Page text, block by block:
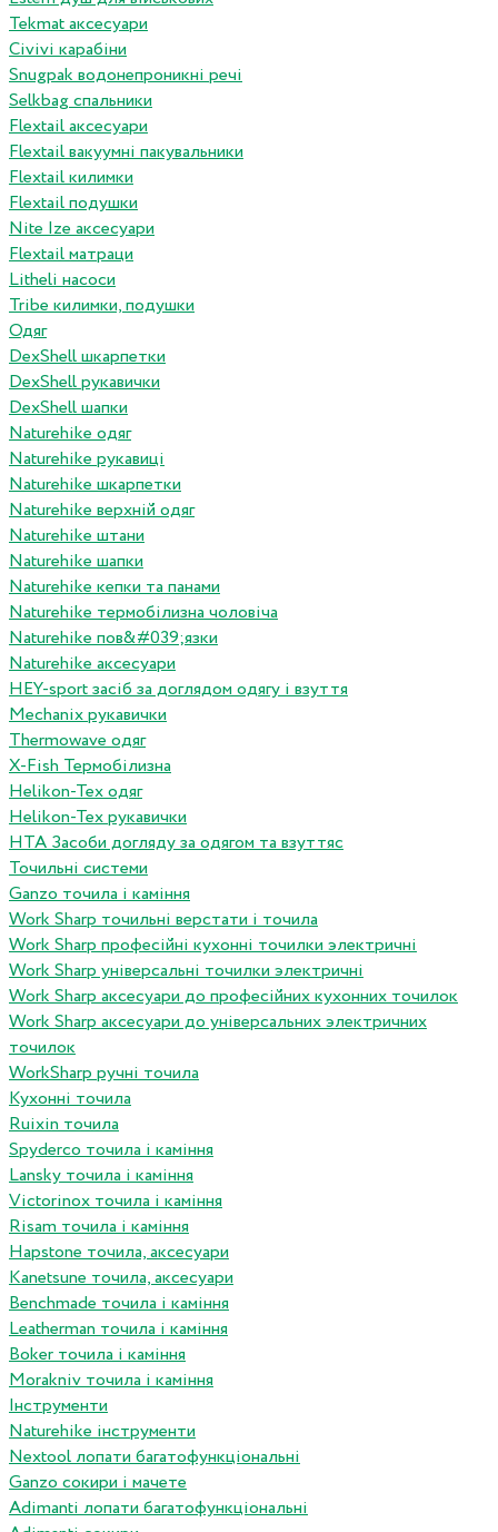
Tekmat аксесуари
Сivivi карабіни
Snugpak водонепроникні речі
Selkbag спальники
Flextail аксесуари
Flextail вакуумні пакувальники
Flextail килимки
Flextail подушки
Nite Ize аксесуари
Flextail матраци
Litheli насоси
Tribe килимки, подушки
Одяг
DexShell шкарпетки
DexShell рукавички
DexShell шапки
Naturehike одяг
Naturehike рукавиці
Naturehike шкарпетки
Naturehike верхній одяг
Naturehike штани
Naturehike шапки
Naturehike кепки та панами
Naturehike термобілизна чоловіча
Naturehike пов&#039;язки
Naturehike аксесуари
HEY-sport засіб за доглядом одягу і взуття
Mechanix рукавички
Thermowave одяг
X-Fish Термобілизна
Helikon-Tex одяг
Helikon-Tex рукавички
HTA Засоби догляду за одягом та взуттяс
Точильні системи
Ganzo точила і каміння
Work Sharp точильні верстати і точила
Work Sharp професiйнi кухоннi точилки электричнi
Work Sharp унiверсальнi точилки электричнi
Work Sharp аксесуари до професiйних кухонних точилок
Work Sharp аксесуари до унiверсальних электричних
точилок
WorkSharp ручні точила
Кухонні точила
Ruixin точила
Spyderco точила і каміння
Lansky точила і каміння
Victorinox точила і каміння
Risam точила і каміння
Hapstone точила, аксесуари
Kanetsune точила, аксесуари
Benchmade точила і каміння
Leatherman точила і каміння
Boker точила і каміння
Morakniv точила і каміння
Інструменти
Naturehike інструменти
Nextool лопати багатофункціональні
Ganzo сокири і мачете
Adimanti лопати багатофункціональні